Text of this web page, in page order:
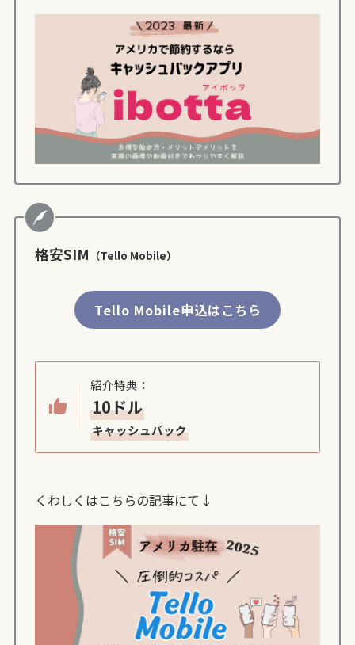
格安SIM （Tello Mobile）
Tello Mobile申込はこちら
紹介特典：
10ドル
キャッシュバック
くわしくはこちらの記事にて↓